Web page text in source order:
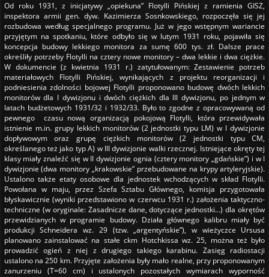
Od roku 1931, z inicjatywy „opiekuna” Flotylli Pińskiej z ramienia GISZ,
inspektora armii gen. dyw. Kazimierza Sosnkowskiego, rozpoczęła się jej
rozbudowa według specjalnego programu. Już w jego wstępnym wariancie
przyjętym na spotkaniu, które odbyło się w lutym 1931 roku, pojawiła się
koncepcja budowy lekkiego monitora za sumę 600 tys. zł. Dalsze prace
określiły potrzeby Flotylli na cztery nowe monitory – dwa lekkie i dwa ciężkie.
W dokumencie (z kwietnia 1931 r.) zatytułowanym: Zestawienie potrzeb
materiałowych Flotylli Pińskiej, wynikających z projektu reorganizacji i
podniesienia zdolności bojowej Flotylli proponowano budowę dwóch lekkich
monitorów dla I dywizjonu i dwóch ciężkich dla III dywizjonu, po jednym w
latach budżetowych 1931/32 i 1932/33. Było to zgodne z opracowywaną od
pewnego czasu nową organizacją pokojową Flotylli, która przewidywała
istnienie m.in. grupy lekkich monitorów (2 jednostki typu LM) w I dywizjonie
dopływowym oraz grupę ciężkich monitorów (2 jednostki typu CM,
określanego też jako typ A) w III dywizjonie walki rzecznej. Istniejące okręty tej
klasy miały znaleźć się w II dywizjonie ognia (cztery monitory „gdańskie”) i w I
dywizjonie (dwa monitory „krakowskie” przebudowane na krypy artyleryjskie).
Ustalono także etaty osobowe dla jednostek wchodzących w skład Flotylli.
Powołana w maju, przez Szefa Sztabu Głównego, komisja przygotowała
błyskawicznie (wyniki przedstawiono w czerwcu 1931 r.) założenia taktyczno-
techniczne (w oryginale: Zasadnicze dane, dotyczące jednostki...) dla okrętów
przewidzianych w programie budowy. Działa głównego kalibru miały być
produkcji Schneidera wz. 29 (tzw. „argentyńskie”), w wieżyczce Ursusa
planowano zainstalować na stałe ckm Hotchkissa wz. 25, można też było
prowadzić ogień z niej z drugiego takiego karabinu. Zasięg radiostacji
ustalono na 250 km. Przyjęte założenia były mało realne, przy proponowanym
zanurzeniu (T=60 cm) i ustalonych pozostałych wymiarach wyporność